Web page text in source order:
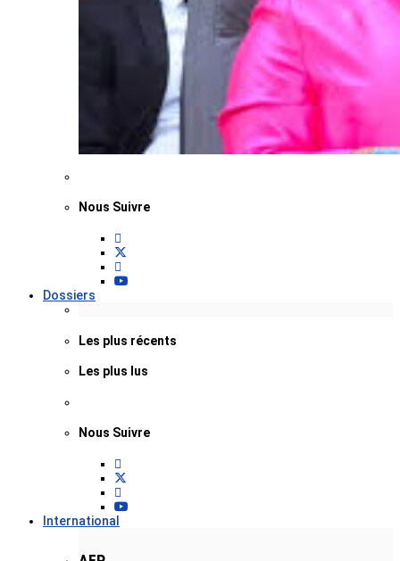
Nous Suivre
Dossiers
Les plus récents
Les plus lus
Nous Suivre
International